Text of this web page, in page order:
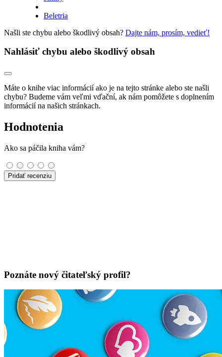
Beletria
Našli ste chybu alebo škodlivý obsah? Dajte nám, prosím, vedieť!
Nahlásiť chybu alebo škodlivý obsah
Máte o knihe viac informácií ako je na tejto stránke alebo ste našli
chybu? Budeme vám veľmi vďační, ak nám pomôžete s doplnením
informácií na našich stránkach.
Hodnotenia
Ako sa páčila kniha vám?
Pridať recenziu
Poznáte nový čitateľský profil?